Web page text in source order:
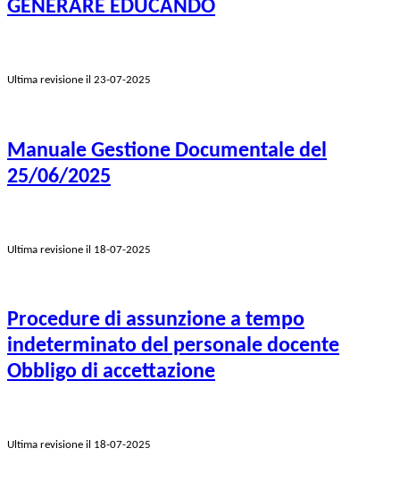
GENERARE EDUCANDO
Ultima revisione il 23-07-2025
Manuale Gestione Documentale del
25/06/2025
Ultima revisione il 18-07-2025
Procedure di assunzione a tempo
indeterminato del personale docente
Obbligo di accettazione
Ultima revisione il 18-07-2025